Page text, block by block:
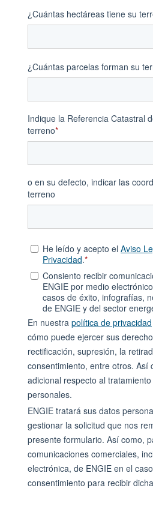
¿Cuántas hectáreas tiene su
¿Cuántas parcelas forman su
Indique la Referencia Catastral
terreno*
o en su defecto, indicar las
terreno
He leído y acepto el Aviso
Privacidad.*
Consiento recibir
ENGIE por medio
casos de éxito, infografías,
de ENGIE y del sector
En nuestra política de privacidad
cómo puede ejercer sus
rectificación, supresión, la
consentimiento, entre otros. Así
adicional respecto al
personales.
ENGIE tratará sus datos
gestionar la solicitud que nos
presente formulario. Así como,
comunicaciones comerciales,
electrónica, de ENGIE en el
consentimiento para recibir